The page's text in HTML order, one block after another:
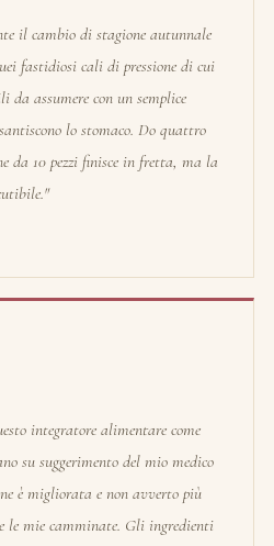
il cambio di stagione autunnale
fastidiosi cali di pressione di cui
da assumere con un semplice
lo stomaco. Do quattro
da 10 pezzi finisce in fretta, ma la
integratore alimentare come
su suggerimento del mio medico
è migliorata e non avverto più
le mie camminate. Gli ingredienti